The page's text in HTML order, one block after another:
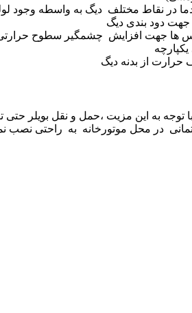
دما در نقاط مختلف دیگ به واسطه
جهت دود بندی دیگ
ها جهت افزایش چشمگیر سطوح
حرارت از بدنه دیگ
ای بودن آن دانست ،با توجه به این مزیت ،حمل
در محل موتورخانه به راحتی